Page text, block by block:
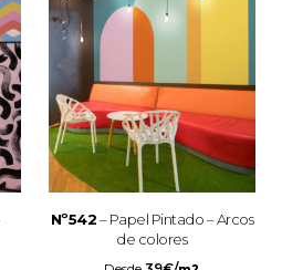
Nº542– Papel Pintado – Arcos
de colores